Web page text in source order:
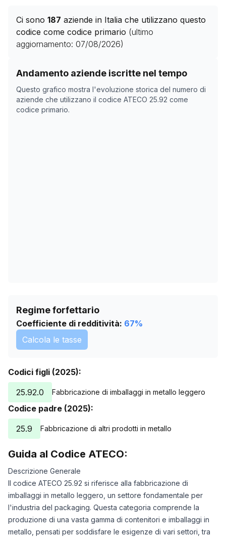
Ci sono 187 aziende in Italia che utilizzano questo
codice come codice primario (ultimo
aggiornamento: 07/08/2026)
Andamento aziende iscritte nel tempo
Questo grafico mostra l'evoluzione storica del numero di
aziende che utilizzano il codice ATECO 25.92 come
codice primario.
Storico numero di aziende con codice ATECO
Data rilevazione
04/05/2025
168
26/10/2025
Regime forfettario
Coefficiente di redditività: 67%
Calcola le tasse
Codici figli (2025):
25.92.0
Fabbricazione di imballaggi in metallo leggero
Codice padre (2025):
25.9
Fabbricazione di altri prodotti in metallo
Guida al Codice ATECO:
Descrizione Generale
Il codice ATECO 25.92 si riferisce alla fabbricazione di
imballaggi in metallo leggero, un settore fondamentale per
l'industria del packaging. Questa categoria comprende la
produzione di una vasta gamma di contenitori e imballaggi in
metallo, pensati per soddisfare le esigenze di vari settori, tra